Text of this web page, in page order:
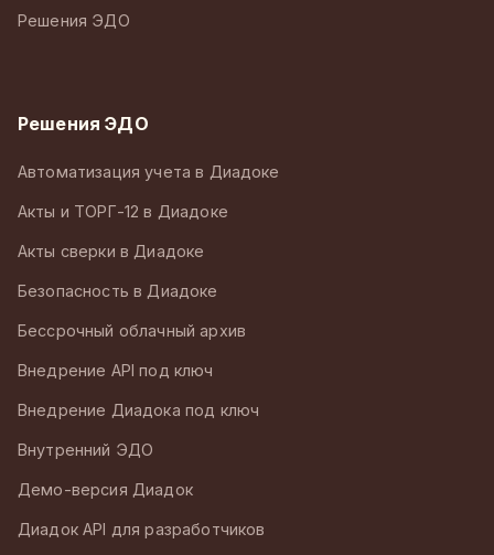
Решения ЭДО
Решения ЭДО
Автоматизация учета в Диадоке
Акты и ТОРГ-12 в Диадоке
Акты сверки в Диадоке
Безопасность в Диадоке
Бессрочный облачный архив
Внедрение API под ключ
Внедрение Диадока под ключ
Внутренний ЭДО
Демо-версия Диадок
Диадок API для разработчиков